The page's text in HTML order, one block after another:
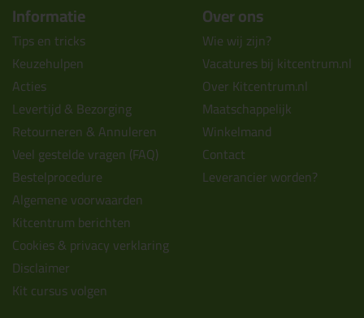
Informatie
Tips en tricks
Keuzehulpen
Acties
Levertijd & Bezorging
Retourneren & Annuleren
Veel gestelde vragen (FAQ)
Bestelprocedure
Algemene voorwaarden
Kitcentrum berichten
Cookies & privacy verklaring
Disclaimer
Kit cursus volgen
Over ons
Wie wij zijn?
Vacatures bij kitcentrum.nl
Over Kitcentrum.nl
Maatschappelijk
Winkelmand
Contact
Leverancier worden?